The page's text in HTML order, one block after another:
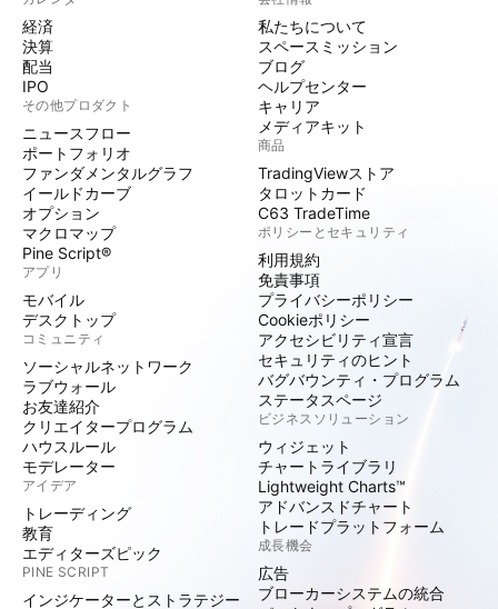
経済
決算
配当
IPO
その他プロダクト
ニュースフロー
ポートフォリオ
ファンダメンタルグラフ
イールドカーブ
オプション
マクロマップ
Pine Script®
アプリ
モバイル
デスクトップ
コミュニティ
ソーシャルネットワーク
ラブウォール
お友達紹介
クリエイタープログラム
ハウスルール
モデレーター
アイデア
トレーディング
教育
エディターズピック
PINE SCRIPT
インジケーターとストラテジー
私たちについて
スペースミッション
ブログ
ヘルプセンター
キャリア
メディアキット
商品
TradingViewストア
タロットカード
C63 TradeTime
ポリシーとセキュリティ
利用規約
免責事項
プライバシーポリシー
Cookieポリシー
アクセシビリティ宣言
セキュリティのヒント
バグバウンティ・プログラム
ステータスページ
ビジネスソリューション
ウィジェット
チャートライブラリ
Lightweight Charts™
アドバンスドチャート
トレードプラットフォーム
成長機会
広告
ブローカーシステムの統合